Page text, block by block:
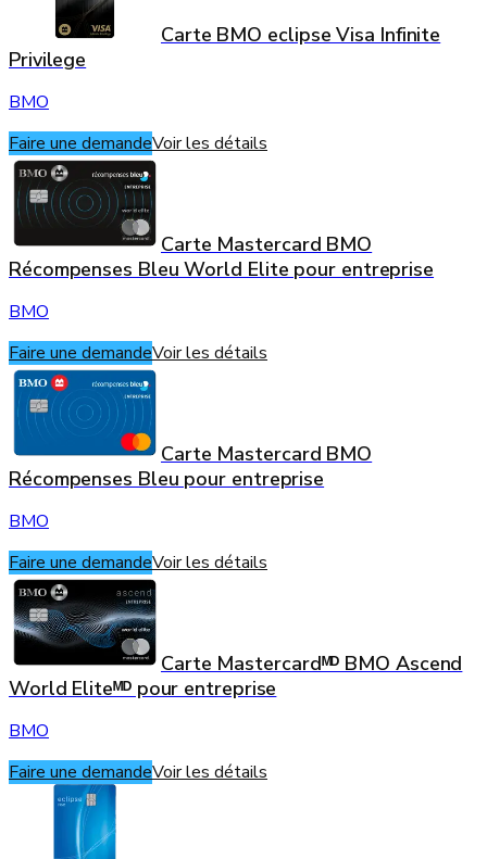
Carte BMO eclipse Visa Infinite
Privilege
BMO
Faire une demandeVoir les détails
Carte Mastercard BMO
Récompenses Bleu World Elite pour entreprise
BMO
Faire une demandeVoir les détails
Carte Mastercard BMO
Récompenses Bleu pour entreprise
BMO
Faire une demandeVoir les détails
Carte Mastercardᴹᴰ BMO Ascend
World Eliteᴹᴰ pour entreprise
BMO
Faire une demandeVoir les détails